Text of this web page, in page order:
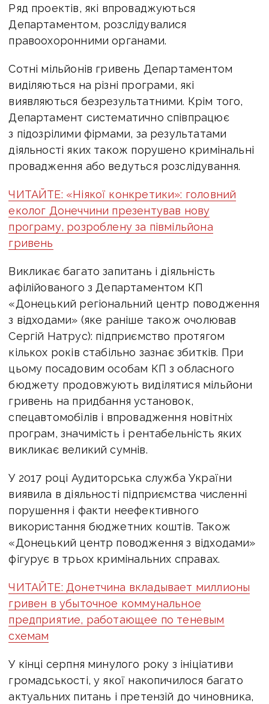
Ряд проектів, які впроваджуються
Департаментом, розслідувалися
правоохоронними органами.
Сотні мільйонів гривень Департаментом
виділяються на різні програми, які
виявляються безрезультатними. Крім того,
Департамент систематично співпрацює
з підозрілими фірмами, за результатами
діяльності яких також порушено кримінальні
провадження або ведуться розслідування.
ЧИТАЙТЕ: «Ніякої конкретики»: головний
еколог Донеччини презентував нову
програму, розроблену за півмільйона
гривень
Викликає багато запитань і діяльність
афілійованого з Департаментом КП
«Донецький регіональний центр поводження
з відходами» (яке раніше також очолював
Сергій Натрус): підприємство протягом
кількох років стабільно зазнає збитків. При
цьому посадовим особам КП з обласного
бюджету продовжують виділятися мільйони
гривень на придбання установок,
спецавтомобілів і впровадження новітніх
програм, значимість і рентабельність яких
викликає великий сумнів.
У 2017 році Аудиторська служба України
виявила в діяльності підприємства численні
порушення і факти неефективного
використання бюджетних коштів. Також
«Донецький центр поводження з відходами»
фігурує в трьох кримінальних справах.
ЧИТАЙТЕ: Донетчина вкладывает миллионы
гривен в убыточное коммунальное
предприятие, работающее по теневым
схемам
У кінці серпня минулого року з ініціативи
громадськості, у якої накопичилося багато
актуальних питань і претензій до чиновника,